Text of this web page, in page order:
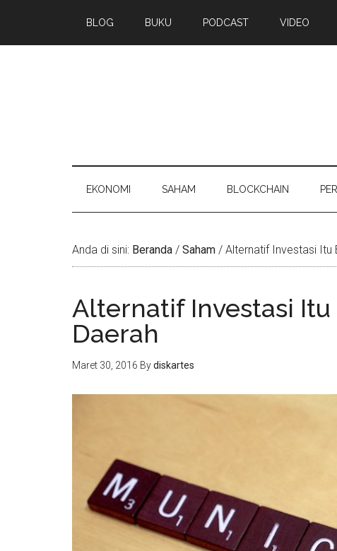
BLOG BUKU PODCAST VIDEO
EKONOMI SAHAM BLOCKCHAIN
Anda di sini: Beranda / Saham / Alternatif Investasi Itu
Alternatif Investasi
Daerah
Maret 30, 2016 Bydiskartes